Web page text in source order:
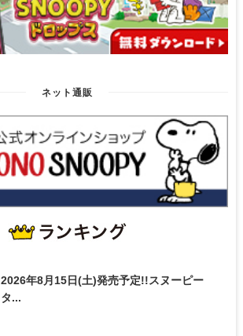
ネット通販
2026年8月15日(土)発売予定!!スヌーピー
タ...